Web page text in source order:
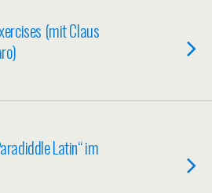
(mit Claus
Latin“ im